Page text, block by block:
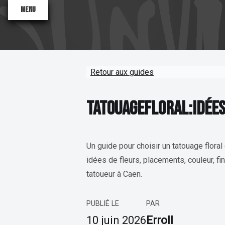
Menu
Antoinette Sane2
Retour aux guides
TATOUAGE FLORAL :
TATOUAGEFLORAL:IDÉES
Un guide pour choisir un tatouage
idées de fleurs, placements, couleur,
tatoueur à Caen.
PUBLIÉ LE
10 juin 2026
PAR
Erroll